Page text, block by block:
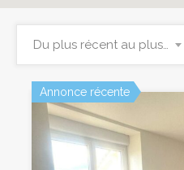
Du plus récent au plus ancien
Annonce récente